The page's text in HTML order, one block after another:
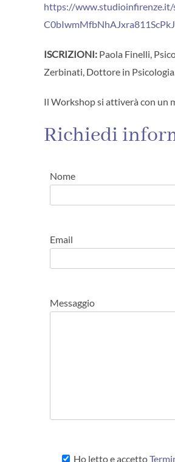
https://www.studioinfirenze.it/
ISCRIZIONI: Paola Finelli,
Zerbinati, Dottore in
Il Workshop si attiverà con un
Richiedi
Nome
Email
Messaggio
Ho letto e accetto